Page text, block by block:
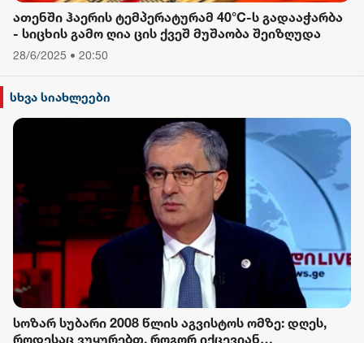
ათენში ჰაერის ტემპერატურამ 40°C-ს გადააჭარბა
- სიცხის გამო ღია ცის ქვეშ მუშაობა შეიზღუდა
28/6/2025 • 20:50
სხვა სიახლეები
სოზარ სუბარი 2008 წლის აგვისტოს ომზე: დღეს,
როდესაც ვუყურებთ, როგორ იქცევიან